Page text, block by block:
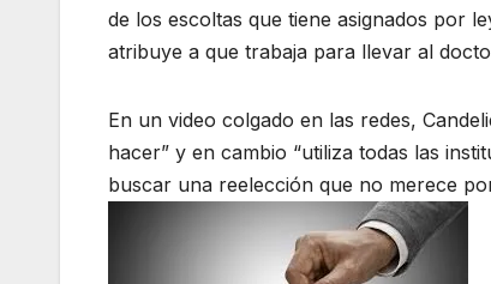
de los escoltas que tiene asignados por
atribuye a que trabaja para llevar al
En un video colgado en las redes,
hacer” y en cambio “utiliza todas las
buscar una reelección que no merece